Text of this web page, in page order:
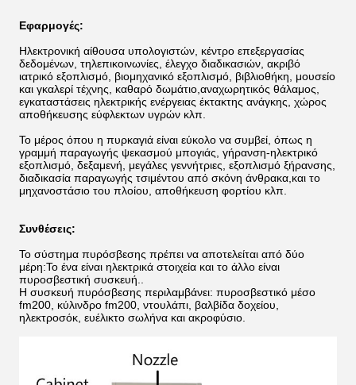
Εφαρμογές:
Ηλεκτρονική αίθουσα υπολογιστών, κέντρο επεξεργασίας
δεδομένων, τηλεπικοινωνίες, έλεγχο διαδικασιών, ακριβό
ιατρικό εξοπλισμό, βιομηχανικό εξοπλισμό, βιβλιοθήκη, μουσείο
και γκαλερί τέχνης, καθαρό δωμάτιο,αναχωρητικός θάλαμος,
εγκαταστάσεις ηλεκτρικής ενέργειας έκτακτης ανάγκης, χώρος
αποθήκευσης εύφλεκτων υγρών κλπ.
Το μέρος όπου η πυρκαγιά είναι εύκολο να συμβεί, όπως η
γραμμή παραγωγής ψεκασμού μπογιάς, γήρανση-ηλεκτρικό
εξοπλισμό, δεξαμενή, μεγάλες γεννήτριες, εξοπλισμό ξήρανσης,
διαδικασία παραγωγής τσιμέντου από σκόνη άνθρακα,και το
μηχανοστάσιο του πλοίου, αποθήκευση φορτίου κλπ.
Συνθέσεις:
Το σύστημα πυρόσβεσης πρέπει να αποτελείται από δύο
μέρη:Το ένα είναι ηλεκτρικά στοιχεία και το άλλο είναι
πυροσβεστική συσκευή..
Η συσκευή πυρόσβεσης περιλαμβάνει: πυροσβεστικό μέσο
fm200, κύλινδρο fm200, ντουλάπι, βαλβίδα δοχείου,
ηλεκτροσόκ, ευέλικτο σωλήνα και ακροφύσιο.